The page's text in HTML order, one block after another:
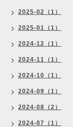
2025-02（1）
2025-01（1）
2024-12（1）
2024-11（1）
2024-10（1）
2024-09（1）
2024-08（2）
2024-07（1）